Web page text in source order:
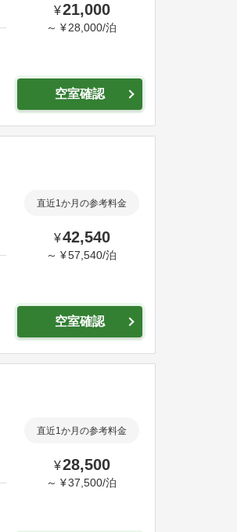
¥21,000
～ ¥ 28,000/泊
空室確認
直近1か月の参考料金
¥42,540
～ ¥57,540/泊
空室確認
直近1か月の参考料金
¥28,500
～ ¥37,500/泊